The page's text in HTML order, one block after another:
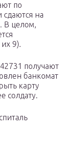
по
сдаются на
В целом,
9).
получают
банкомат
карту
солдату.